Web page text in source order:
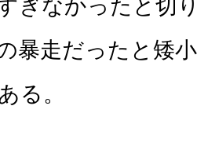
すぎなかったと切
暴走だったと矮
る。